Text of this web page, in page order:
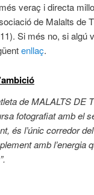
veraç i directa
de Malalts de
Si més no, si algú
enllaç.
de MALALTS DE
fotografiat amb el
és l’únic corredor
amb l’energia